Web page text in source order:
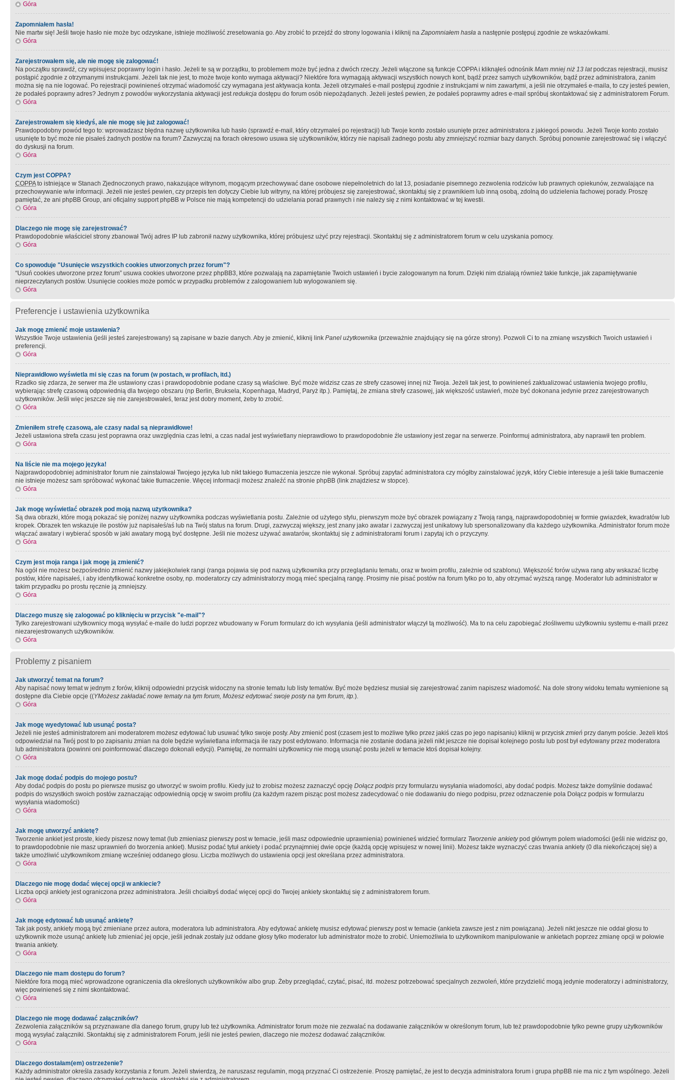
Góra
Zapomniałem hasła!
Nie martw się! Jeśli twoje hasło nie może byc odzyskane, istnieje możliwość zresetowania go. Aby zrobić to przejdź do strony logowania i kliknij naZapomniałem hasła a następnie postępuj zgodnie ze wskazówkami.
Góra
Zarejestrowałem się, ale nie mogę się zalogować!
Na początku sprawdź, czy wpisujesz poprawny login i hasło. Jeżeli te są w porządku, to problemem może być jedna z dwóch rzeczy. Jeżeli włączone są funkcje COPPA i kliknąłeś odnośnik Mam mniej niż 13 latpodczas rejestracji, musisz
postąpić zgodnie z otrzymanymi instrukcjami. Jeżeli tak nie jest, to może twoje konto wymaga aktywacji? Niektóre fora wymagają aktywacji wszystkich nowych kont, bądź przez samych użytkowników, bądź przez administratora, zanim
można się na nie logować. Po rejestracji powinieneś otrzymać wiadomość czy wymagana jest aktywacja konta. Jeżeli otrzymałeś e-mail postępuj zgodnie z instrukcjami w nim zawartymi, a jeśli nie otrzymałeś e-maila, to czy jesteś pewien,
że podałeś poprawny adres? Jednym z powodów wykorzystania aktywacji jestredukcja dostępu do forum osób niepożądanych. Jeżeli jesteś pewien, że podałeś poprawmy adres e-mail spróbuj skontaktować się z administratorem Forum.
Góra
Zarejestrowałem się kiedyś, ale nie mogę się już zalogować!
Prawdopodobny powód tego to: wprowadzasz błędna nazwę użytkownika lub hasło (sprawdź e-mail, który otrzymałeś po rejestracji) lub Twoje konto zostało usunięte przez administratora z jakiegoś powodu. Jeżeli Twoje konto zostało
usunięte to być może nie pisałeś żadnych postów na forum? Zazwyczaj na forach okresowo usuwa się użytkowników, którzy nie napisali żadnego postu aby zmniejszyć rozmiar bazy danych. Spróbuj ponownie zarejestrować się i włączyć
do dyskusji na forum.
Góra
Czym jest COPPA?
COPPAto istniejące w Stanach Zjednoczonych prawo, nakazujące witrynom, mogącym przechowywać dane osobowe niepełnoletnich do lat 13, posiadanie pisemnego zezwolenia rodziców lub prawnych opiekunów, zezwalające na
przechowywanie w/w informacji. Jeżeli nie jesteś pewien, czy przepis ten dotyczy Ciebie lub witryny, na której próbujesz się zarejestrować, skontaktuj się z prawnikiem lub inną osobą, zdolną do udzielenia fachowej porady. Proszę
pamiętać, że ani phpBB Group, ani oficjalny support phpBB w Polsce nie mają kompetencji do udzielania porad prawnych i nie należy się z nimi kontaktować w tej kwestii.
Góra
Dlaczego nie mogę się zarejestrować?
Prawdopodobnie właściciel strony zbanował Twój adres IP lub zabronił nazwy użytkownika, której próbujesz użyć przy rejestracji. Skontaktuj się z administratorem forum w celu uzyskania pomocy.
Góra
Co spowoduje "Usunięcie wszystkich cookies utworzonych przez forum"?
“Usuń cookies utworzone przez forum” usuwa cookies utworzone przez phpBB3, które pozwalają na zapamiętanie Twoich ustawień i bycie zalogowanym na forum. Dzięki nim działają również takie funkcje, jak zapamiętywanie
nieprzeczytanych postów. Usunięcie cookies może pomóc w przypadku problemów z zalogowaniem lub wylogowaniem się.
Góra
Preferencje i ustawienia użytkownika
Jak mogę zmienić moje ustawienia?
Wszystkie Twoje ustawienia (jeśli jesteś zarejestrowany) są zapisane w bazie danych. Aby je zmienić, kliknij link Panel użytkownika (przeważnie znajdujący się na górze strony). Pozwoli Ci to na zmianę wszystkich Twoich ustawień i
preferencji.
Góra
Nieprawidłowo wyświetla mi się czas na forum (w postach, w profilach, itd.)
Rzadko się zdarza, że serwer ma źle ustawiony czas i prawdopodobnie podane czasy są właściwe. Być może widzisz czas ze strefy czasowej innej niż Twoja. Jeżeli tak jest, to powinieneś zaktualizować ustawienia twojego profilu,
wybierając strefę czasową odpowiednią dla twojego obszaru (np Berlin, Bruksela, Kopenhaga, Madryd, Paryż itp.). Pamiętaj, że zmiana strefy czasowej, jak większość ustawień, może być dokonana jedynie przez zarejestrowanych
użytkowników. Jeśli więc jeszcze się nie zarejestrowałeś, teraz jest dobry moment, żeby to zrobić.
Góra
Zmieniłem strefę czasową, ale czasy nadal są nieprawidłowe!
Jeżeli ustawiona strefa czasu jest poprawna oraz uwzględnia czas letni, a czas nadal jest wyświetlany nieprawdłowo to prawdopodobnie źle ustawiony jest zegar na serwerze. Poinformuj administratora, aby naprawił ten problem.
Góra
Na liście nie ma mojego języka!
Najprawdopodobniej administrator forum nie zainstalował Twojego języka lub nikt takiego tłumaczenia jeszcze nie wykonał. Spróbuj zapytać administratora czy mógłby zainstalować język, który Ciebie interesuje a jeśli takie tłumaczenie
nie istnieje możesz sam spróbować wykonać takie tłumaczenie. Więcej informacji możesz znaleźć na stronie phpBB (link znajdziesz w stopce).
Góra
Jak mogę wyświetlać obrazek pod moją nazwą użytkownika?
Są dwa obrazki, które mogą pokazać się poniżej nazwy użytkownika podczas wyświetlania postu. Zależnie od użytego stylu, pierwszym może być obrazek powiązany z Twoją rangą, najprawdopodobniej w formie gwiazdek, kwadratów lub
kropek. Obrazek ten wskazuje ile postów już napisałeś/aś lub na Twój status na forum. Drugi, zazwyczaj większy, jest znany jako awatar i zazwyczaj jest unikatowy lub spersonalizowany dla każdego użytkownika. Administrator forum może
włączać awatary i wybierać sposób w jaki awatary mogą być dostępne. Jeśli nie możesz używać awatarów, skontaktuj się z administratorami forum i zapytaj ich o przyczyny.
Góra
Czym jest moja ranga i jak mogę ją zmienić?
Na ogół nie możesz bezpośrednio zmienić nazwy jakiejkolwiek rangi (ranga pojawia się pod nazwą użytkownika przy przeglądaniu tematu, oraz w twoim profilu, zależnie od szablonu). Większość forów używa rang aby wskazać liczbę
postów, które napisałeś, i aby identyfikować konkretne osoby, np. moderatorzy czy administratorzy mogą mieć specjalną rangę. Prosimy nie pisać postów na forum tylko po to, aby otrzymać wyższą rangę. Moderator lub administrator w
takim przypadku po prostu ręcznie ją zmniejszy.
Góra
Dlaczego muszę się zalogować po kliknięciu w przycisk "e-mail"?
Tylko zarejestrowani użytkownicy mogą wysyłać e-maile do ludzi poprzez wbudowany w Forum formularz do ich wysyłania (jeśli administrator włączył tą możliwość). Ma to na celu zapobiegać złośliwemu użytkowniu systemu e-maili przez
niezarejestrowanych użytkowników.
Góra
Problemy z pisaniem
Jak utworzyć temat na forum?
Aby napisać nowy temat w jednym z forów, kliknij odpowiedni przycisk widoczny na stronie tematu lub listy tematów. Być może będziesz musiał się zarejestrować zanim napiszesz wiadomość. Na dole strony widoku tematu wymienione są
dostępne dla Ciebie opcje ((YMożesz zakładać nowe tematy na tym forum, Możesz edytować swoje posty na tym forum, itp.).
Góra
Jak mogę wyedytować lub usunąć posta?
Jeżeli nie jesteś administratorem ani moderatorem możesz edytować lub usuwać tylko swoje posty. Aby zmienić post (czasem jest to możliwe tylko przez jakiś czas po jego napisaniu) kliknij w przycisk zmień przy danym poście. Jeżeli ktoś
odpowiedział na Twój post to po zapisaniu zmian na dole będzie wyświetlana informacja ile razy post edytowano. Informacja nie zostanie dodana jeżeli nikt jeszcze nie dopisał kolejnego postu lub post był edytowany przez moderatora
lub administratora (powinni oni poinformować dlaczego dokonali edycji). Pamiętaj, że normalni użytkownicy nie mogą usunąć postu jeżeli w temacie ktoś dopisał kolejny.
Góra
Jak mogę dodać podpis do mojego postu?
Aby dodać podpis do postu po pierwsze musisz go utworzyć w swoim profilu. Kiedy już to zrobisz możesz zaznaczyć opcję Dołącz podpis przy formularzu wysyłania wiadomości, aby dodać podpis. Możesz także domyślnie dodawać
podpis do wszystkich swoich postów zaznaczając odpowiednią opcję w swoim profilu (za każdym razem pisząc post możesz zadecydować o nie dodawaniu do niego podpisu, przez odznaczenie pola Dołącz podpis w formularzu
wysyłania wiadomości)
Góra
Jak mogę utworzyć ankietę?
Tworzenie ankiet jest proste, kiedy piszesz nowy temat (lub zmieniasz pierwszy post w temacie, jeśli masz odpowiednie uprawnienia) powinieneś widzieć formularz Tworzenie ankietypod głównym polem wiadomości (jeśli nie widzisz go,
to prawdopodobnie nie masz uprawnień do tworzenia ankiet). Musisz podać tytuł ankiety i podać przynajmniej dwie opcje (każdą opcję wpisujesz w nowej linii). Możesz także wyznaczyć czas trwania ankiety (0 dla niekończącej się) a
także umożliwić użytkownikom zmianę wcześniej oddanego głosu. Liczba możliwych do ustawienia opcji jest określana przez administratora.
Góra
Dlaczego nie mogę dodać więcej opcji w ankiecie?
Liczba opcji ankiety jest ograniczona przez administratora. Jeśli chciałbyś dodać więcej opcji do Twojej ankiety skontaktuj się z administratorem forum.
Góra
Jak mogę edytować lub usunąć ankietę?
Tak jak posty, ankiety mogą być zmieniane przez autora, moderatora lub administratora. Aby edytować ankietę musisz edytować pierwszy post w temacie (ankieta zawsze jest z nim powiązana). Jeżeli nikt jeszcze nie oddał głosu to
użytkownik może usunąć ankietę lub zmieniać jej opcje, jeśli jednak zostały już oddane głosy tylko moderator lub administrator może to zrobić. Uniemożliwia to użytkownikom manipulowanie w ankietach poprzez zmianę opcji w połowie
trwania ankiety.
Góra
Dlaczego nie mam dostępu do forum?
Niektóre fora mogą mieć wprowadzone ograniczenia dla określonych użytkowników albo grup. Żeby przeglądać, czytać, pisać, itd. możesz potrzebować specjalnych zezwoleń, które przydzielić mogą jedynie moderatorzy i administratorzy,
więc powinieneś się z nimi skontaktować.
Góra
Dlaczego nie mogę dodawać załączników?
Zezwolenia załączników są przyznawane dla danego forum, grupy lub też użytkownika. Administrator forum może nie zezwalać na dodawanie załączników w określonym forum, lub też prawdopodobnie tylko pewne grupy użytkowników
mogą wysyłać załączniki. Skontaktuj się z administratorem Forum, jeśli nie jesteś pewien, dlaczego nie możesz dodawać załączników.
Góra
Dlaczego dostałam(em) ostrzeżenie?
Każdy administrator określa zasady korzystania z forum. Jeżeli stwierdzą, że naruszasz regulamin, mogą przyznać Ci ostrzeżenie. Proszę pamiętać, że jest to decyzja administratora forum i grupa phpBB nie ma nic z tym wspólnego. Jeżeli